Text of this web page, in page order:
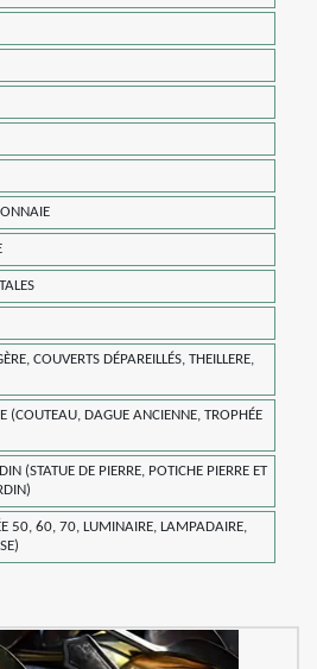
COUVERTS DÉPAREILLÉS, THEILLERE,
(COUTEAU, DAGUE ANCIENNE, TROPHÉE
(STATUE DE PIERRE, POTICHE PIERRE ET
50, 60, 70, LUMINAIRE, LAMPADAIRE,